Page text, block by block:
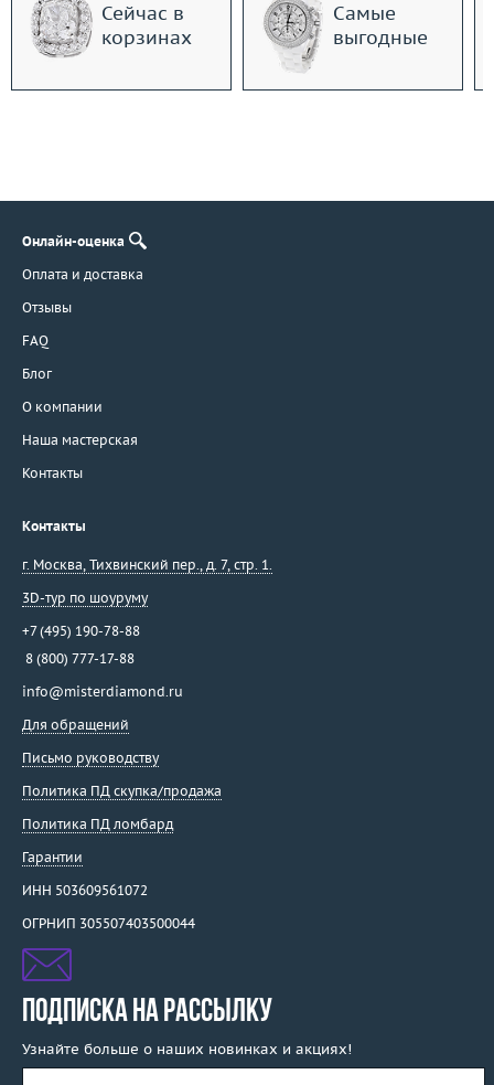
Сейчас в
корзинах
Самые
выгодные
Онлайн-оценка
Оплата и доставка
Отзывы
FAQ
Блог
О компании
Наша мастерская
Контакты
Контакты
г. Москва, Тихвинский пер., д. 7, стр. 1.
3D-тур по шоуруму
+7 (495) 190-78-88
8 (800) 777-17-88
info@misterdiamond.ru
Для обращений
Письмо руководству
Политика ПД скупка/продажа
Политика ПД ломбард
Гарантии
ИНН 503609561072
ОГРНИП 305507403500044
ПОДПИСКА НА РАССЫЛКУ
Узнайте больше о наших новинках и акциях!